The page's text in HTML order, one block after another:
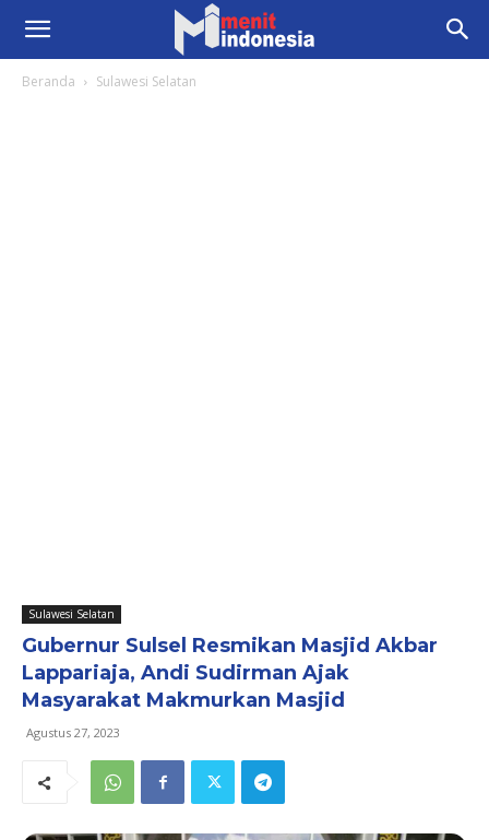
Beranda Sulawesi Selatan
Sulawesi Selatan
Gubernur Sulsel Resmikan Masjid Akbar
Lappariaja, Andi Sudirman Ajak
Masyarakat Makmurkan Masjid
Agustus 27, 2023